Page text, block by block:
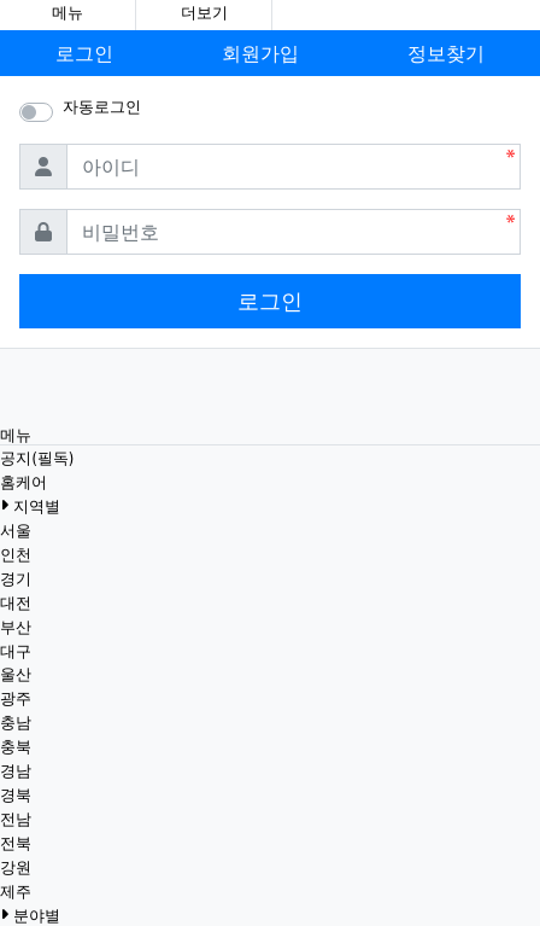
메뉴 더보기
로그인 회원가입 정보찾기
자동로그인
아이디
비밀번호
로그인
메뉴
공지(필독)
홈케어
지역별
서울
인천
경기
대전
부산
대구
울산
광주
충남
충북
경남
경북
전남
전북
강원
제주
분야별